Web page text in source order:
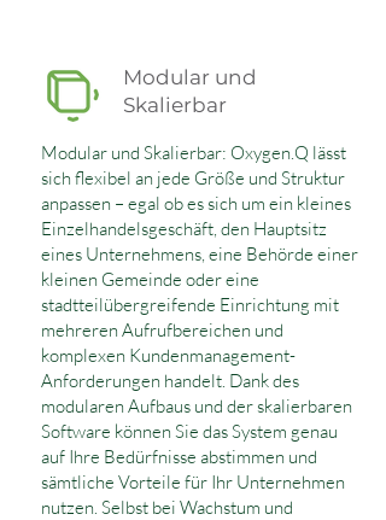
Modular und
Skalierbar
Modular und Skalierbar: Oxygen.Q lässt
sich flexibel an jede Größe und Struktur
anpassen – egal ob es sich um ein kleines
Einzelhandelsgeschäft, den Hauptsitz
eines Unternehmens, eine Behörde einer
kleinen Gemeinde oder eine
stadtteilübergreifende Einrichtung mit
mehreren Aufrufbereichen und
komplexen Kundenmanagement-
Anforderungen handelt. Dank des
modularen Aufbaus und der skalierbaren
Software können Sie das System genau
auf Ihre Bedürfnisse abstimmen und
sämtliche Vorteile für Ihr Unternehmen
nutzen. Selbst bei Wachstum und